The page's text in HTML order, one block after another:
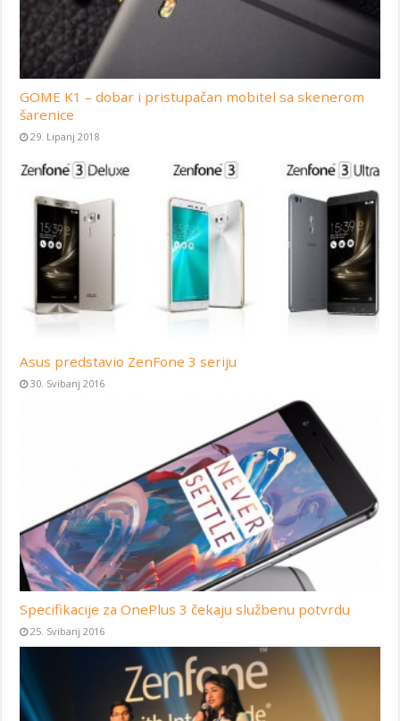
GOME K1 – dobar i pristupačan mobitel sa skenerom
šarenice
29. Lipanj 2018
Asus predstavio ZenFone 3 seriju
30. Svibanj 2016
Specifikacije za OnePlus 3 čekaju službenu potvrdu
25. Svibanj 2016